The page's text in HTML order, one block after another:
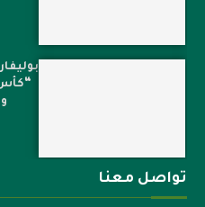
“كأس
تواصل معنا